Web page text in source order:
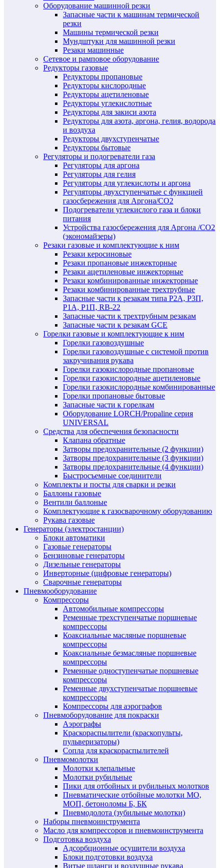
Оборудование машинной резки
Запасные части к машинам термической
резки
Машины термической резки
Мундштуки для машинной резки
Резаки машинные
Сетевое и рамповое оборудование
Редукторы газовые
Редукторы пропановые
Редукторы кислородные
Редукторы ацетиленовые
Редукторы углекислотные
Редукторы для закиси азота
Редукторы для азота, аргона, гелия, водорода
и воздуха
Редукторы двухступенчатые
Редукторы бытовые
Регуляторы и подогреватели газа
Регуляторы для аргона
Регуляторы для гелия
Регуляторы для углекислоты и аргона
Регуляторы двухступенчатые c функцией
газосбережения для Аргона/СО2
Подогреватели углекислого газа и блоки
питания
Устройства газосбережения для Аргона /СО2
(экономайзеры)
Резаки газовые и комплектующие к ним
Резаки керосиновые
Резаки пропановые инжекторные
Резаки ацетиленовые инжекторные
Резаки комбинированные инжекторные
Резаки комбинированные трехтрубные
Запасные части к резакам типа Р2А, Р3П,
Р1А, Р1П, RB-22
Запасные части к трехтрубным резакам
Запасные части к резакам GCE
Горелки газовые и комплектующие к ним
Горелки газовоздушные
Горелки газовоздушные с системой против
закручивания рукава
Горелки газокислородные пропановые
Горелки газокислородные ацетиленовые
Горелки газокислородные комбинированные
Горелки пропановые бытовые
Запасные части к горелкам
Оборудование LORCH/Propaline серия
UNIVERSAL
Средства для обеспечения безопасности
Клапана обратные
Затворы предохранительные (2 функции)
Затворы предохранительные (3 функции)
Затворы предохранительные (4 функции)
Быстросъемные соединители
Комплекты и посты для сварки и резки
Баллоны газовые
Вентили баллоные
Комплектующие к газосварочному оборудованию
Рукава газовые
Генераторы (электростанции)
Блоки автоматики
Газовые генераторы
Бензиновые генераторы
Дизельные генераторы
Инверторные (цифровые генераторы)
Сварочные генераторы
Пневмооборудование
Компрессоры
Автомобильные компрессоры
Ременные трехступенчатые поршневые
компрессоры
Коаксиальные масляные поршневые
компрессоры
Коаксиальные безмасляные поршневые
компрессоры
Ременные одноступенчатые поршневые
компрессоры
Ременные двухступенчатые поршневые
компрессоры
Компрессоры для аэрографов
Пневмоборудование для покраски
Аэрографы
Краскораспылители (краскопульты,
пульверизаторы)
Сопла для краскораспылителей
Пневмомолотки
Молотки клепальные
Молотки рубильные
Пики для отбойных и рубильных молотков
Пневматические отбойные молотки МО,
МОП, бетоноломы Б, БК
Пневмодолота (зубильные молотки)
Наборы пневмоинструмента
Масло для компрессоров и пневмоинструмента
Подготовка воздуха
Адсорбционные осушители воздуха
Блоки подготовки воздуха
Витые шланги и воздушные рукава